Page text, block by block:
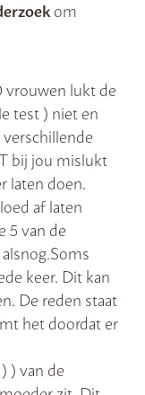
om
vrouwen lukt de
test ) niet en
bij jou mislukt
laten doen.
af laten
5 van de
keer. Dit kan
De reden staat
het doordat er
) van de